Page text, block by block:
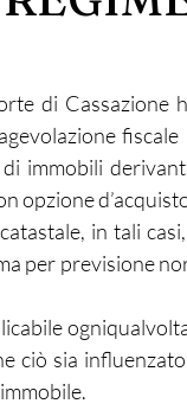
di Cassazione
immobili
opzione
in tali
per previsione
ciò sia